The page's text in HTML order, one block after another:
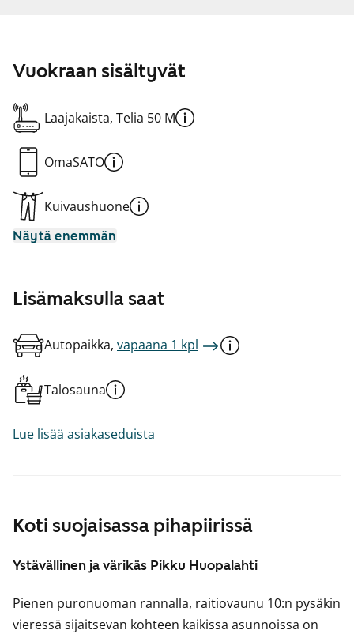
Koti suojaisassa pihapiirissä
Ystävällinen ja värikäs Pikku Huopalahti
Pienen puronuoman rannalla, raitiovaunu 10:n pysäkin
vieressä sijaitsevan kohteen kaikissa asunnoissa on
Vuokraan sisältyvät
Laajakaista, Telia 50 M
OmaSATO
Kuivaushuone
Näytä enemmän
Lisämaksulla saat
Autopaikka, vapaana 1 kpl
Talosauna
Lue lisää asiakaseduista